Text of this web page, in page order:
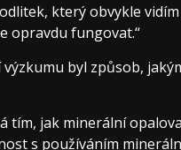
který obvykle
opravdu fungovat.“
byl způsob,
jak minerální
s používáním